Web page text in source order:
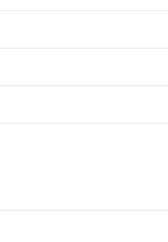
に対応した製品が提供可能な
対応した製品に切り替える予
有に非対応の商品で、対応品
有の対応状況を調査中または